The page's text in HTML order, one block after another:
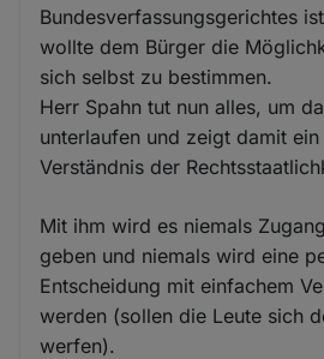
Bundesverfassungsgerichtes
wollte dem Bürger die
sich selbst zu bestimmen.
Herr Spahn tut nun alles, um
unterlaufen und zeigt damit
Verständnis der
Mit ihm wird es niemals
geben und niemals wird eine
Entscheidung mit einfachem
werden (sollen die Leute sich
werfen).